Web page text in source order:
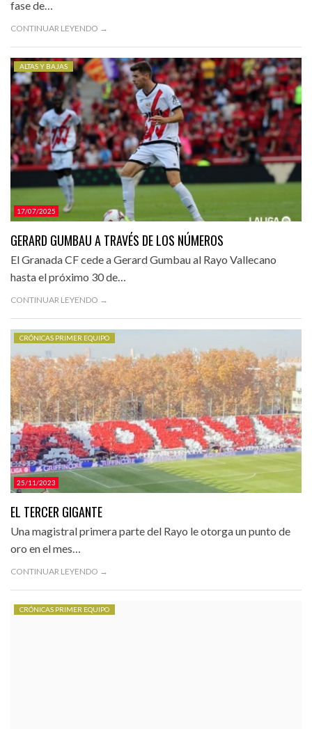
fase de…
CONTINUAR LEYENDO →
17/07/2025
ALTAS Y BAJAS
GERARD GUMBAU A TRAVÉS DE LOS NÚMEROS
El Granada CF cede a Gerard Gumbau al Rayo Vallecano
hasta el próximo 30 de…
CONTINUAR LEYENDO →
25/11/2023
CRÓNICAS PRIMER EQUIPO
EL TERCER GIGANTE
Una magistral primera parte del Rayo le otorga un punto de
oro en el mes…
CONTINUAR LEYENDO →
CRÓNICAS PRIMER EQUIPO